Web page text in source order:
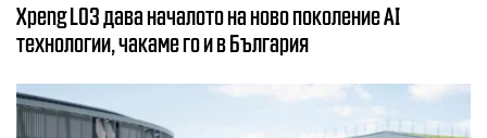
Xpeng L03 дава началото на ново поколение AI
технологии, чакаме го и в България